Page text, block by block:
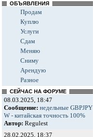
ОБЪЯВЛЕНИЯ
Продам
Куплю
Услуги
Сдам
Меняю
Сниму
Арендую
Разное
СЕЙЧАС НА ФОРУМЕ
08.03.2025, 18:47
Сообщение: недельные GBPJPY
W - китайская точность 100%
Автор: Regulest
28.02.2025, 18:37